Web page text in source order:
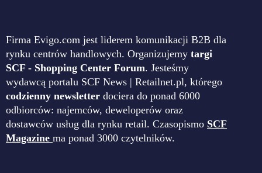
Firma Evigo.com jest liderem komunikacji B2B dla
rynku centrów handlowych. Organizujemy targi
SCF - Shopping Center Forum. Jesteśmy
wydawcą portalu SCF News | Retailnet.pl, którego
codzienny newsletter dociera do ponad 6000
odbiorców: najemców, deweloperów oraz
dostawców usług dla rynku retail. Czasopismo SCF
Magazine ma ponad 3000 czytelników.